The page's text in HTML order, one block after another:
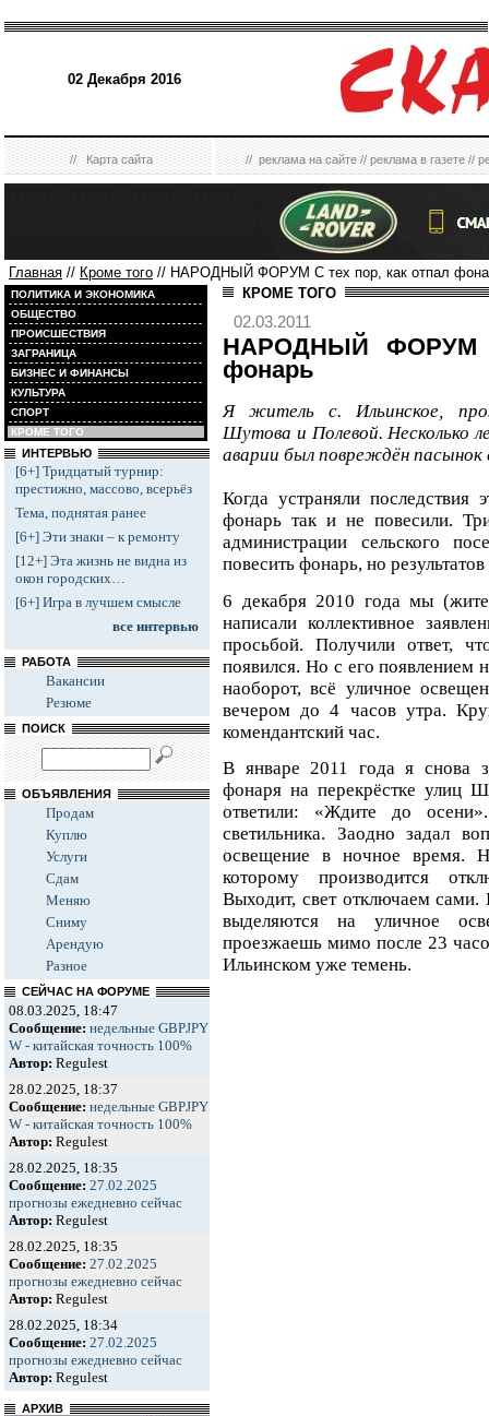
02 Декабря 2016
//Карта сайта //реклама на сайте//реклама в газете//
Главная // Кроме того // НАРОДНЫЙ ФОРУМ С тех пор, как отпал
ПОЛИТИКА И ЭКОНОМИКА
ОБЩЕСТВО
ПРОИСШЕСТВИЯ
ЗАГРАНИЦА
БИЗНЕС И ФИНАНСЫ
КУЛЬТУРА
СПОРТ
КРОМЕ ТОГО
ИНТЕРВЬЮ
[6+] Тридцатый турнир:
престижно, массово, всерьёз
Тема, поднятая ранее
[6+] Эти знаки – к ремонту
[12+] Эта жизнь не видна из
окон городских…
[6+] Игра в лучшем смысле
все интервью
РАБОТА
Вакансии
Резюме
ПОИСК
ОБЪЯВЛЕНИЯ
Продам
Куплю
Услуги
Сдам
Меняю
Сниму
Арендую
Разное
СЕЙЧАС НА ФОРУМЕ
08.03.2025, 18:47
Сообщение: недельные GBPJPY
W - китайская точность 100%
Автор: Regulest
28.02.2025, 18:37
Сообщение: недельные GBPJPY
W - китайская точность 100%
Автор: Regulest
28.02.2025, 18:35
Сообщение: 27.02.2025
прогнозы ежедневно сейчас
Автор: Regulest
28.02.2025, 18:35
Сообщение: 27.02.2025
прогнозы ежедневно сейчас
Автор: Regulest
28.02.2025, 18:34
Сообщение: 27.02.2025
прогнозы ежедневно сейчас
Автор: Regulest
АРХИВ
КРОМЕ ТОГО
02.03.2011
НАРОДНЫЙ ФОРУМ
фонарь
Я житель с. Ильинское,
Шутова и Полевой. Несколько
аварии был повреждён
Когда устраняли последствия
фонарь так и не повесили.
администрации сельского
повесить фонарь, но
6 декабря 2010 года мы
написали коллективное
просьбой. Получили ответ,
появился. Но с его появлением
наоборот, всё уличное
вечером до 4 часов утра.
комендантский час.
В январе 2011 года я снова
фонаря на перекрёстке улиц
ответили: «Ждите до
светильника. Заодно задал
освещение в ночное время.
которому производится
Выходит, свет отключаем
выделяются на уличное
проезжаешь мимо после 23
Ильинском уже темень.